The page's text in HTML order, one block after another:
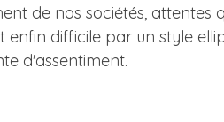
de nos sociétés, attentes
difficile par un style
d'assentiment.